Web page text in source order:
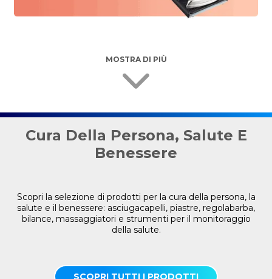
MOSTRA DI PIÙ
Cura Della Persona, Salute E
Benessere
Scopri la selezione di prodotti per la cura della persona, la
salute e il benessere: asciugacapelli, piastre, regolabarba,
bilance, massaggiatori e strumenti per il monitoraggio
della salute.
SCOPRI TUTTI I PRODOTTI